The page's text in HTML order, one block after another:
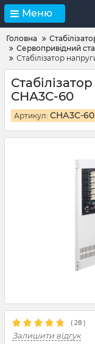
Меню
Головна
Сервопривідний
Стабілізатор
СНА3С-60
Артикул: СНА3С-60
( 28 )
Залишити відгук